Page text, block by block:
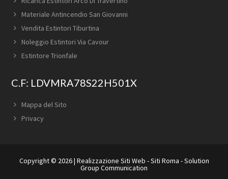
Materiale Antincendio San Giovanni
Vendita Estintori Tiburtina
Noleggio Estintori Via Cavour
Estintore Trionfale
C.F: LDVMRA78S22H501X
Mappa del Sito
Privacy
Copyright © 2026 | Realizzazione Siti Web -Siti Roma -Solution
Group Communication